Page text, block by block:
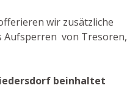
wir zusätzliche
Aufsperren von Tresoren,
beinhaltet